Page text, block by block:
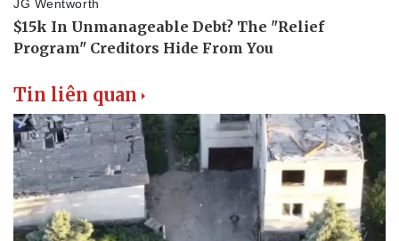
Doanh nghiệp
Thông tin doanh nghiệp
Doanh nghiệp 24h
Doanh nhân
Vì cộng đồng
Tin Công nghệ
Trải nghiệm
Chuyển đổi số
Tin liên quan